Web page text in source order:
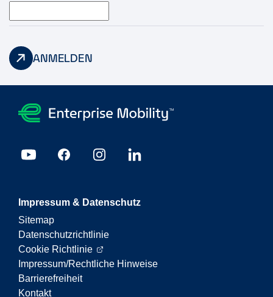
ANMELDEN
Impressum & Datenschutz
Sitemap
Datenschutzrichtlinie
Cookie Richtlinie
Impressum/Rechtliche Hinweise
Barrierefreiheit
Kontakt